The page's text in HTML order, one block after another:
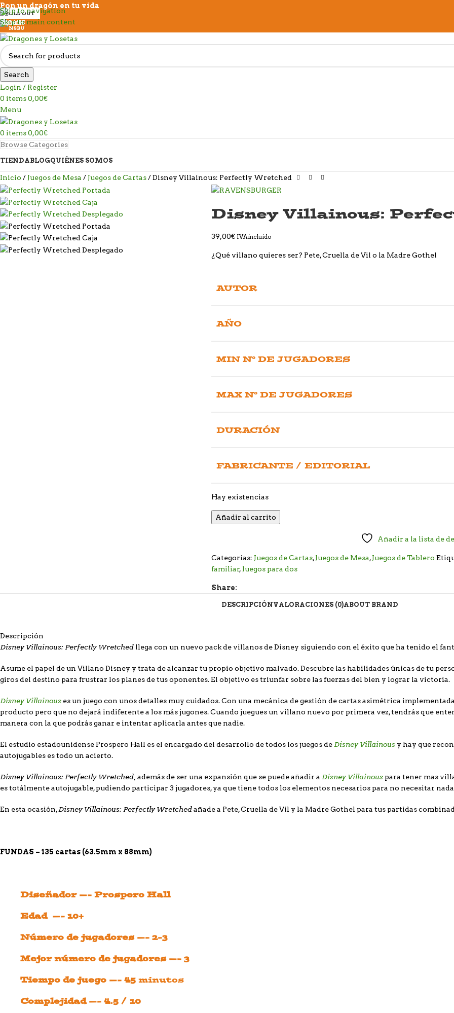
Skip to navigation
Skip to main content
Pon un dragón en tu vida
Search
Login / Register
0 items0,00€
Menu
0 items0,00€
Browse Categories
TIENDABLOGQUIÉNES SOMOS
Inicio Juegos de Mesa Juegos de Cartas Disney Villainous: Perfectly Wretched
Disney Villainous:
39,00€ IVA incluido
¿Qué villano quieres ser? Pete, Cruella de Vil o la Madre Gothel
AUTOR
AÑO
MIN Nº DE JUGADORES
MAX Nº DE JUGADORES
DURACIÓN
FABRICANTE / EDITORIAL
Hay existencias
Añadir al carrito
Añadir a la lista de
Categorías: Juegos de Cartas,Juegos de Mesa,Juegos de Tablero
familiar, Juegos para dos
Share:
DESCRIPCIÓNVALORACIONES (0)ABOUT BRAND
Descripción
Disney Villainous: Perfectly Wretched llega con un nuevo pack de villanos de Disney siguiendo con el éxito que ha tenido el
Asume el papel de un Villano Disney y trata de alcanzar tu propio objetivo malvado. Descubre las habilidades únicas de tu
giros del destino para frustrar los planes de tus oponentes. El objetivo es triunfar sobre las fuerzas del bien y lograr la victoria.
Disney Villainous es un juego con unos detalles muy cuidados. Con una mecánica de gestión de cartas asimétrica
producto pero que no dejará indiferente a los más jugones. Cuando juegues un villano nuevo por primera vez, tendrás que
manera con la que podrás ganar e intentar aplicarla antes que nadie.
El estudio estadounidense Prospero Hall es el encargado del desarrollo de todos los juegos deDisney Villainous y hay que
autojugables es todo un acierto.
Disney Villainous: Perfectly Wretched, además de ser una expansión que se puede añadir a Disney Villainous para tener mas
es totálmente autojugable, pudiendo participar 3 jugadores, ya que tiene todos los elementos necesarios para no necesitar
En esta ocasión,Disney Villainous: Perfectly Wretchedañade a Pete, Cruella de Vil y la Madre Gothel para tus partidas
FUNDAS – 135 cartas (63.5mm x 88mm)
Diseñador —- Prospero Hall
Edad —- 10+
Número de jugadores —- 2-3
Mejor número de jugadores —- 3
Tiempo de juego —- 45 minutos
Complejidad —- 4.5 / 10
SOLD OUT